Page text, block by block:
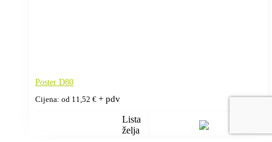
Poster D80
Cijena: od 11,52 € + pdv
Lista
želja